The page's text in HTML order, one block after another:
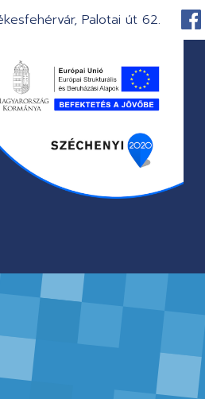
Palotai út 62.